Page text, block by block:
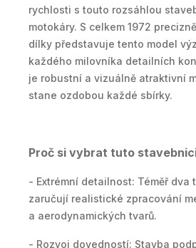
rychlosti s touto rozsáhlou
motokáry. S celkem 1972
dílky představuje tento model
každého milovníka detailních
je robustní a vizuálně atraktivní
stane ozdobou každé sbírky.
Proč si vybrat tuto
- Extrémní detailnost: Téměř dva
zaručují realistické zpracování
a aerodynamických tvarů.
- Rozvoj dovedností: Stavba